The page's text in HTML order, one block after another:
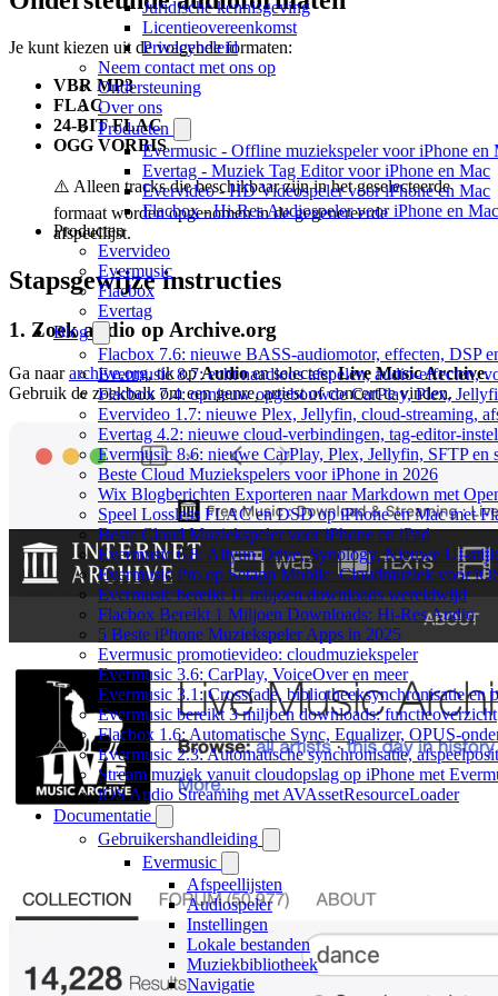
Juridische kennisgeving
Licentieovereenkomst
Privacybeleid
Neem contact met ons op
Ondersteuning
Over ons
Producten
Evermusic - Offline muziekspeler voor iPhone en
Evertag - Muziek Tag Editor voor iPhone en Mac
Evervideo - HD Videospeler voor iPhone en Mac
Flacbox - Hi-Res Audiospeler voor iPhone en Mac
Producten
Evervideo
Evermusic
Flacbox
Evertag
Blog
Flacbox 7.6: nieuwe BASS-audiomotor, effecten, DSP
Evermusic 8.7: echt naadloos afspelen, audio-effecten,
Flacbox 7.4: opnieuw opgebouwde CarPlay, Plex,
Evervideo 1.7: nieuwe Plex, Jellyfin, cloud-streaming,
Evertag 4.2: nieuwe cloud-verbindingen, tag-editor-
Evermusic 8.6: nieuwe CarPlay, Plex, Jellyfin, SFTP en
Beste Cloud Muziekspelers voor iPhone in 2026
Wix Blogberichten Exporteren naar Markdown met
Speel Lossless FLAC en DSD op iPhone en Mac met
Beste Cloud Muziekspeler voor iPhone en iPad
Evermusic 6.8: Aliyun Drive, Synology, Nieuwe UI-
Evermusic Pro op Setapp Mobile: Cloudmuziek voor
Evermusic bereikt 11 miljoen downloads wereldwijd
Flacbox Bereikt 1 Miljoen Downloads: Hi-Res Audio
5 Beste iPhone Muziekspeler Apps in 2025
Evermusic promotievideo: cloudmuziekspeler
Evermusic 3.6: CarPlay, VoiceOver en meer
Evermusic 3.1: Crossfade, bibliotheeksynchronisatie en
Evermusic bereikt 3 miljoen downloads: functieoverzicht
Flacbox 1.6: Automatische Sync, Equalizer, OPUS-
Evermusic 2.3: Automatische synchronisatie,
Stream muziek vanuit cloudopslag op iPhone met
iOS Audio Streaming met AVAssetResourceLoader
Documentatie
Gebruikershandleiding
Evermusic
Afspeellijsten
Audiospeler
Instellingen
Lokale bestanden
Muziekbibliotheek
Navigatie
Je kunt kiezen uit de volgende formaten:
VBR MP3
FLAC
24-BIT FLAC
OGG VORBIS
⚠️ Alleen tracks die beschikbaar zijn in het geselecteerde
formaat worden opgenomen in de gegenereerde
afspeellijst.
Stapsgewijze instructies
1. Zoek audio op Archive.org
Ga naararchive.org, tik opAudioen selecteerLive Music Archive.
Gebruik de zoekbalk om een genre, artiest of concert te vinden.